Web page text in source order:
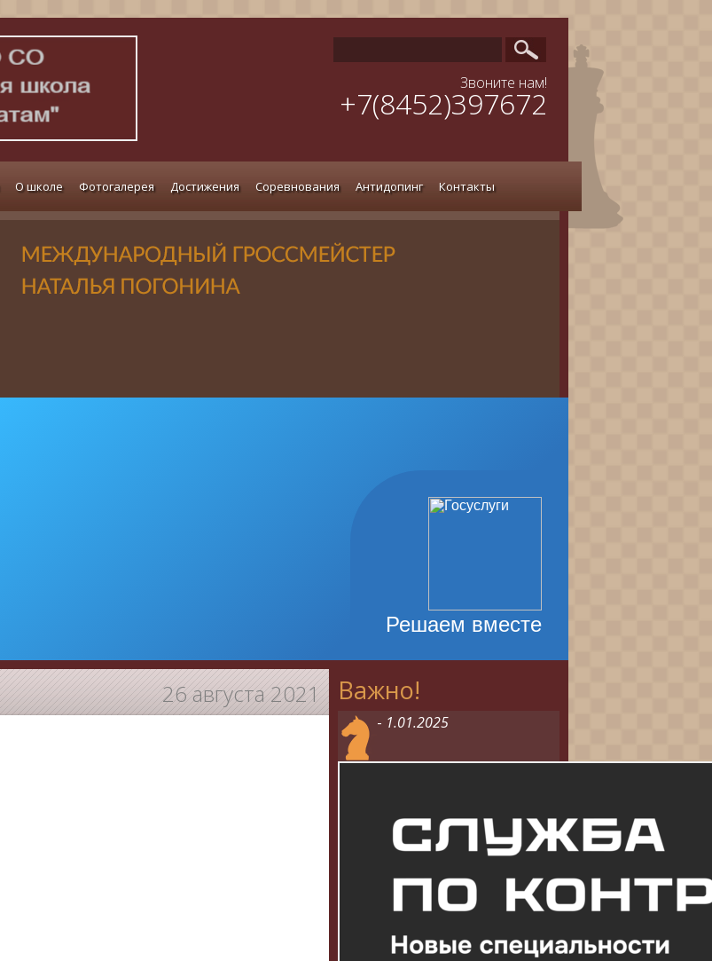
Звоните нам!
+7(8452)397672
О школе Фотогалерея Достижения Соревнования Антидопинг Контакты
Решаем вместе
Важно!
- 1.01.2025
26 августа 2021